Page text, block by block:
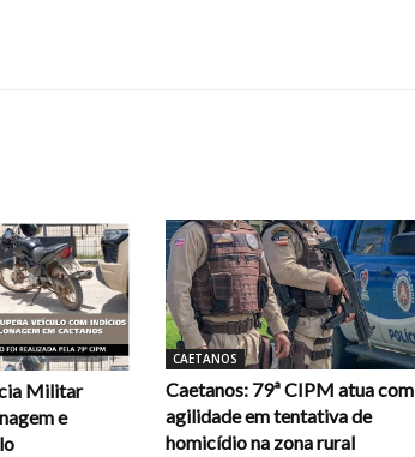
Militar
e
CAETANOS
Caetanos: 79ª CIPM atua com
agilidade em tentativa de
homicídio na zona rural